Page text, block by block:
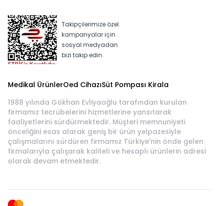
Takipçilerimize özel
kampanyalar için
sosyal medyadan
bizi takip edin.
Medikal ÜrünlerOed CihazıSüt Pompası Kirala
1988 yılında Gökhan Evliyaoğlu tarafından kurulan
firmamız tecrübelerini hizmetlerine yansıtarak
faaliyetlerini sürdürmektedir. Müşteri memnuniyeti
önceliğini esas alarak geniş bir ürün yelpazesiyle
çalışmalarını sürdüren firmamız Türkiye'nin önde gelen
firmalarıyla çalışarak kaliteli ve hesaplı ürünlerin adresi
olarak devam etmektedir.